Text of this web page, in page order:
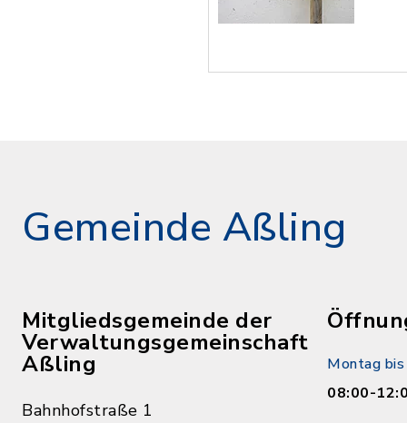
Gemeinde Aßling
Mitgliedsgemeinde der
Verwaltungsgemeinschaft
Aßling
Bahnhofstraße 1
Montag
08:00-